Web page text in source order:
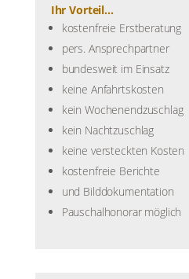
Ihr Vorteil...
kostenfreie Erstberatung
pers. Ansprechpartner
bundesweit im Einsatz
keine Anfahrtskosten
kein Wochenendzuschlag
kein Nachtzuschlag
keine versteckten Kosten
kostenfreie Berichte
und Bilddokumentation
Pauschalhonorar möglich